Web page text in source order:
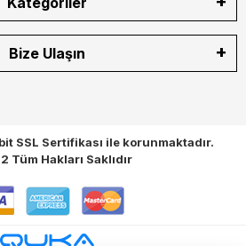
Bize Ulaşın
SSL Sertifikası ile korunmaktadır.
Tüm Hakları Saklıdır